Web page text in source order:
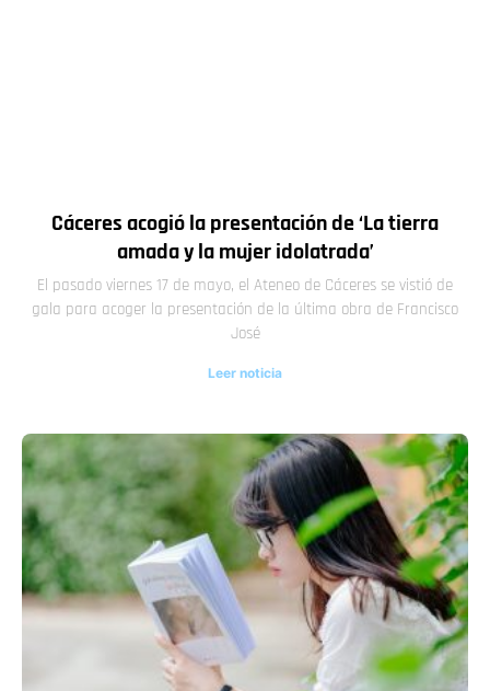
Cáceres acogió la presentación de ‘La tierra
amada y la mujer idolatrada’
El pasado viernes 17 de mayo, el Ateneo de Cáceres se vistió de
gala para acoger la presentación de la última obra de Francisco
José
Leer noticia